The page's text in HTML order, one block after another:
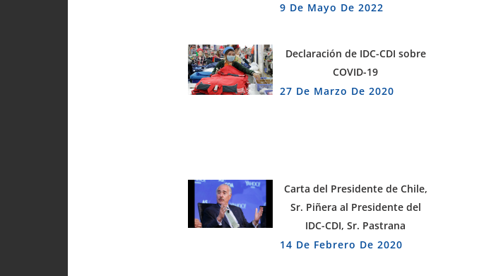
9 De Mayo De 2022
Declaración de IDC-CDI sobre
COVID-19
27 De Marzo De 2020
Carta del Presidente de Chile,
Sr. Piñera al Presidente del
IDC-CDI, Sr. Pastrana
14 De Febrero De 2020